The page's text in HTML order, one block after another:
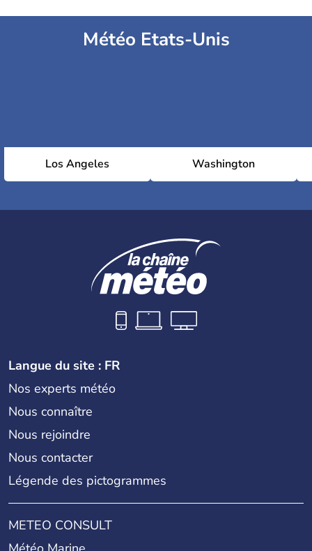
Météo Etats-Unis
Los Angeles Washington
Langue du site : FR
Nos experts météo
Nous connaître
Nous rejoindre
Nous contacter
Légende des pictogrammes
METEO CONSULT